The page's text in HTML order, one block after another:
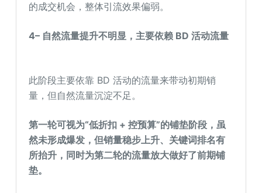
的成交机会，整体引流效果偏弱。
4– 自然流量提升不明显，主要依赖 BD 活动流量
此阶段主要依靠 BD 活动的流量来带动初期销
量，但自然流量沉淀不足。
第一轮可视为“低折扣 + 控预算”的铺垫阶段，虽
然未形成爆发，但销量稳步上升、关键词排名有
所抬升，同时为第二轮的流量放大做好了前期铺
垫。